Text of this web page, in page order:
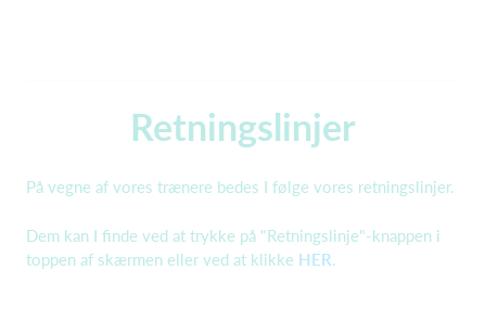
Retningslinjer
På vegne af vores trænere bedes I følge vores retningslinjer.
Dem kan I finde ved at trykke på "Retningslinje"-knappen i
toppen af skærmen eller ved at klikke HER.